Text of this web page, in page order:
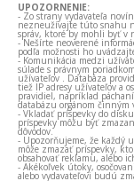
UPOZORNENIE:
- Zo strany vydavateľa
nezneužívajte túto snahu
správ, ktoré by mohli byť v
- Nešírte neoverené
podľa možnosti ho
- Komunikácia medzi
súlade s právnym
užívateľov . Databáza
tiež IP adresy užívateľov a
pravidiel, napríklad
databázu orgánom činným
- Vkladať príspevky do
príspevky môžu byť
dôvodov.
- Upozorňujeme, že každý
môže zmazať príspevky,
obsahovať reklamu, alebo
- Akékoľvek útoky,
alebo vydavateľovi budú